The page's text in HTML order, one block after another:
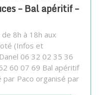
– Bal apéritif –
8h à 18h aux
(Infos et
06 32 02 35 36
60 07 69 Bal apéritif
par Paco organisé par